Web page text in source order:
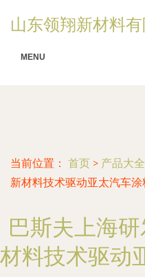
山东领翔新材料有
MENU
当前位置： 首页 > 产品大全
新材料技术驱动亚太汽车
巴斯夫上海
材料技术驱动